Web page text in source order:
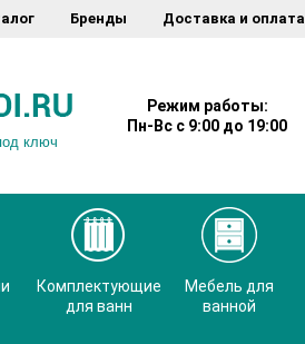
Бренды Доставка и оплата
ключ
Режим работы:
Пн-Вс с 9:00 до 19:00
Комплектующие
для ванн
Мебель для
ванной